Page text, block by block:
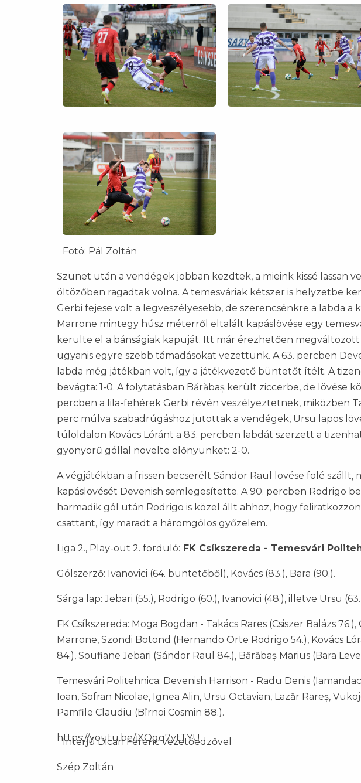
Fotó: Pál Zoltán
Szünet után a vendégek jobban kezdtek, a mieink kissé lassan
öltözőben ragadtak volna. A temesváriak kétszer is helyzetbe
Gerbi fejese volt a legveszélyesebb, de szerencsénkre a labda a
Marrone mintegy húsz méterről eltalált kapáslövése egy
kerülte el a bánságiak kapuját. Itt már érezhetően megváltozott
ugyanis egyre szebb támadásokat vezettünk. A 63. percben
labda még játékban volt, így a játékvezető büntetőt ítélt. A
bevágta: 1-0. A folytatásban Bărăbaș került ziccerbe, de lövése
percben a lila-fehérek Gerbi révén veszélyeztetnek, miközben
perc múlva szabadrúgáshoz jutottak a vendégek, Ursu lapos
túloldalon Kovács Lóránt a 83. percben labdát szerzett a
gyönyörű góllal növelte előnyünket: 2-0.
A végjátékban a frissen becserélt Sándor Raul lövése fölé szállt,
kapáslövését Devenish semlegesítette. A 90. percben Rodrigo
harmadik gól után Rodrigo is közel állt ahhoz, hogy
csattant, így maradt a háromgólos győzelem.
Liga 2., Play-out 2. forduló: FK Csíkszereda - Temesvári
Gólszerző: Ivanovici (64. büntetőből), Kovács (83.), Bara (90.).
Sárga lap: Jebari (55.), Rodrigo (60.), Ivanovici (48.), illetve Ursu
FK Csíkszereda: Moga Bogdan - Takács Rares (Csiszer Balázs
Marrone, Szondi Botond (Hernando Orte Rodrigo 54.), Kovács
84.), Soufiane Jebari (Sándor Raul 84.), Bărăbaș Marius (Bara
Temesvári Politehnica: Devenish Harrison - Radu Denis
Ioan, Sofran Nicolae, Ignea Alin, Ursu Octavian, Lazăr Rareș,
Pamfile Claudiu (Bîrnoi Cosmin 88.).
https://youtu.be/jXQgq7ytTYU
Interjú Dican Ferenc vezetőedzővel
Szép Zoltán